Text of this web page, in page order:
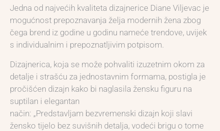
Jedna od najvećih kvaliteta dizajnerice Diane Viljevac je
mogućnost prepoznavanja želja modernih žena zbog
čega brend iz godine u godinu nameće trendove, uvijek
s individualnim i prepoznatljivim potpisom.
Dizajnerica, koja se može pohvaliti izuzetnim okom za
detalje i strašću za jednostavnim formama, postigla je
pročišćen dizajn kako bi naglasila žensku figuru na
suptilan i elegantan
način: „Predstavljam bezvremenski dizajn koji slavi
žensko tijelo bez suvišnih detalja, vodeći brigu o tome